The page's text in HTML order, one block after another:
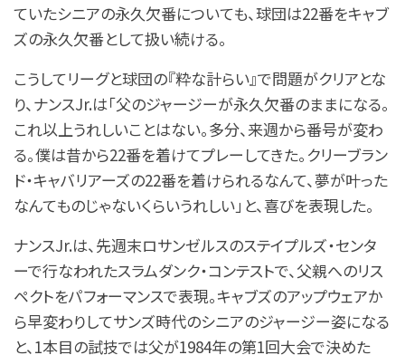
ていたシニアの永久欠番についても、球団は22番をキャブ
ズの永久欠番として扱い続ける。
こうしてリーグと球団の『粋な計らい』で問題がクリアとな
り、ナンスJr.は「父のジャージーが永久欠番のままになる。
これ以上うれしいことはない。多分、来週から番号が変わ
る。僕は昔から22番を着けてプレーしてきた。クリーブラン
ド・キャバリアーズの22番を着けられるなんて、夢が叶った
なんてものじゃないくらいうれしい」と、喜びを表現した。
ナンスJr.は、先週末ロサンゼルスのステイプルズ・センタ
ーで行なわれたスラムダンク・コンテストで、父親へのリス
ペクトをパフォーマンスで表現。キャブズのアップウェアか
ら早変わりしてサンズ時代のシニアのジャージー姿になる
と、1本目の試技では父が1984年の第1回大会で決めた